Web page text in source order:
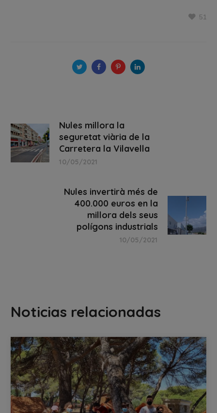
51
Nules millora la
seguretat viària de la
Carretera la Vilavella
10/05/2021
Nules invertirà més de
400.000 euros en la
millora dels seus
polígons industrials
10/05/2021
Noticias relacionadas